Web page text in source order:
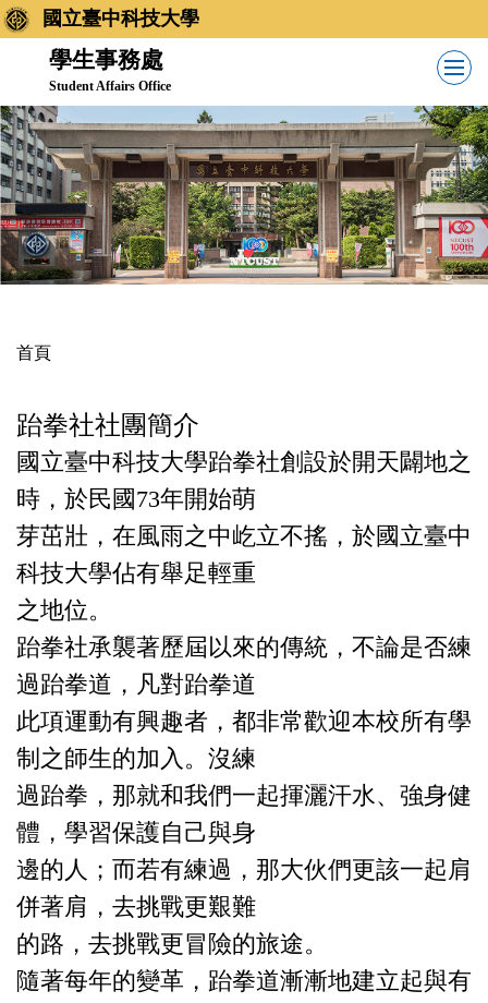
跳
到
內
容
區
國立臺中科技大學
學生事務處
Student Affairs Office
首頁
跆拳社社團簡介
國立臺中科技大學跆拳社創設於開天闢地之
時，於民國73年開始萌
芽茁壯，在風雨之中屹立不搖，於國立臺中
科技大學佔有舉足輕重
之地位。
跆拳社承襲著歷屆以來的傳統，不論是否練
過跆拳道，凡對跆拳道
此項運動有興趣者，都非常歡迎本校所有學
制之師生的加入。沒練
過跆拳，那就和我們一起揮灑汗水、強身健
體，學習保護自己與身
邊的人；而若有練過，那大伙們更該一起肩
併著肩，去挑戰更艱難
的路，去挑戰更冒險的旅途。
隨著每年的變革，跆拳道漸漸地建立起與有